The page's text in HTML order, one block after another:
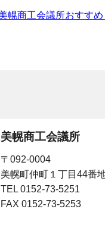
美幌商工会議所
〒092-0004
美幌町仲町１丁目44番
TEL 0152-73-5251
FAX 0152-73-5253